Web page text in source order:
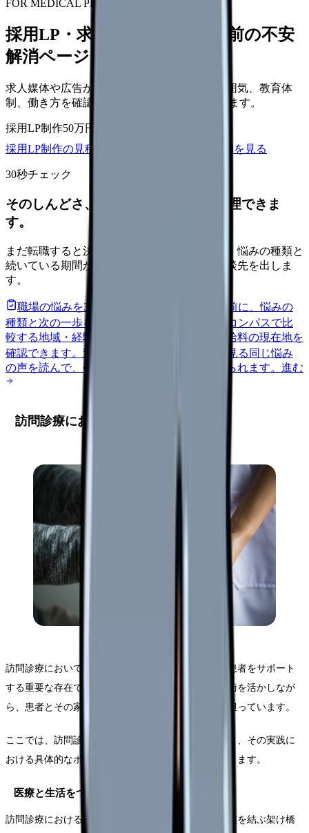
FOR MEDICAL PROVIDERS
採用LP・求人ページを、応募前の不安
解消ページにできます
求人媒体や広告から来た看護師が、職場の雰囲気、教育体
制、働き方を確認して応募できるLPを設計します。
採用LP制作50万円〜
採用LP制作の見積もりを依頼
サービス詳細を見る
30秒チェック
そのしんどさ、転職すべきサインか整理できま
す。
まだ転職すると決めていなくても大丈夫です。悩みの種類と
続いている期間から、次に見るべき記事と相談先を出しま
す。
職場の悩みを30秒で診断
辞めるべきか迷う前に、悩みの
種類と次の一歩を整理します。
給料コンパスで比
較する地域・経験年数・施設形態から、今の給料の現在地を
確認できます。 進む 匿名掲示板で本音を見る 同じ悩み
の声を読んで、今の職場だけの問題か確かめられます。 進む
訪問診療における看護師の基本的役割
訪問診療において看護師は、医療と生活の両面から患者をサポート
する重要な存在です。医療専門職としての知識と技術を活かしなが
ら、患者とその家族の生活の質を向上させる役割を担っています。
ここでは、訪問診療に携わる看護師の基本的な役割と、その実践に
おける具体的なポイントについて詳しく説明していきます。
医療と生活をつなぐコーディネーター
訪問診療における看護師は、医療チームと患者・家族を結ぶ架け橋